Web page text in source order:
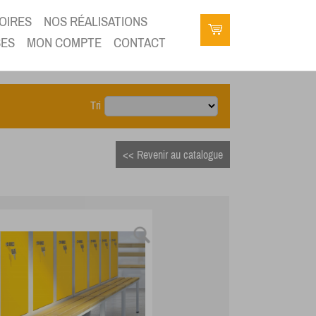
NOS RÉALISATIONS
MON COMPTE CONTACT
Tri
<< Revenir au catalogue